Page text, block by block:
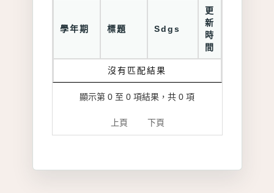
學年期 標題 Sdgs
更
新
時
間
沒有匹配結果
顯示第 0 至 0 項結果，共 0 項
上頁 下頁